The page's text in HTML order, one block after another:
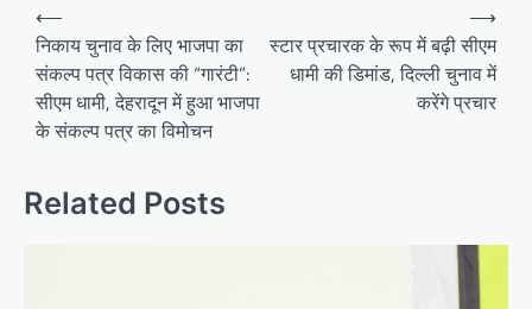
o
a
⟵
निकाय चुनाव के लिए भाजपा का
संकल्प पत्र विकास की “गारंटी”:
सीएम धामी, देहरादून में हुआ भाजपा
के संकल्प पत्र का विमोचन
स्टार प्रचारक के रूप में बढ़ी सीएम
धामी की डिमांड, दिल्ली चुनाव में
करेंगे प्रचार
⟶
Related Posts